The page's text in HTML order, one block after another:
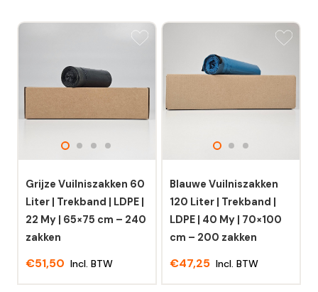
Grijze Vuilniszakken 60
Liter | Trekband | LDPE |
22 My | 65×75 cm – 240
zakken
€51,50 Incl. BTW
Blauwe Vuilniszakken
120 Liter | Trekband |
LDPE | 40 My | 70×100
cm – 200 zakken
€47,25 Incl. BTW